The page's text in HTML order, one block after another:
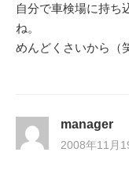
自分で車検場に持ち
ね。
めんどくさいから（
manager
2008年11月